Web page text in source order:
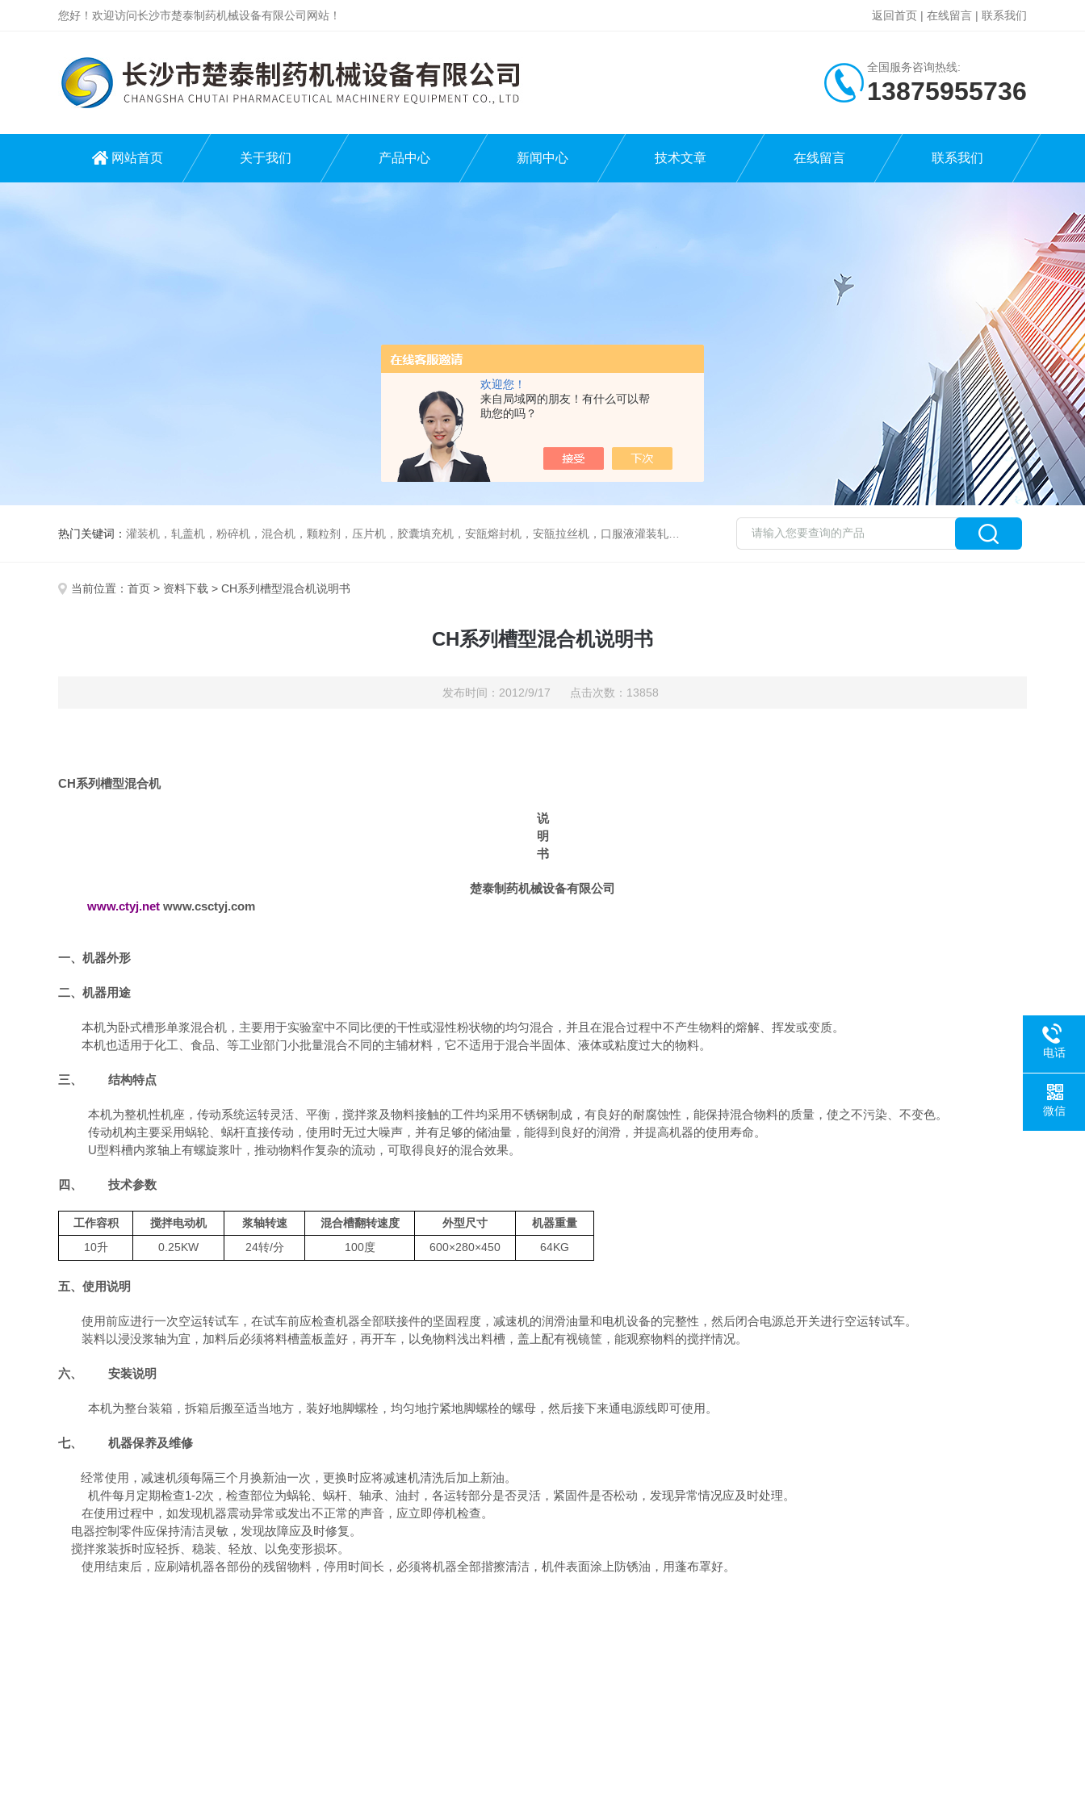
欢迎您！
来自局域网的朋友！有什么可以帮
助您的吗？
您好！欢迎访问长沙市楚泰制药机械设备有限公司网站！ 返回首页 | 在线留言 | 联系我们
全国服务咨询热线:
13875955736
网站首页 关于我们 产品中心 新闻中心 技术文章 在线留言 联系我们
热门关键词： 灌装机，轧盖机，粉碎机，混合机，颗粒剂，压片机，胶囊填充机，安瓿熔封机，安瓿拉丝机，口服液灌装轧盖机，糖衣机，薄膜包衣机，贴标机，旋盖机，栓剂模具，煎药机，封口机
当前位置： 首页 > 资料下载 > CH系列槽型混合机说明书
CH系列槽型混合机说明书
发布时间：2012/9/17 点击次数：13858
CH系列槽型混合机
说
明
书
楚泰制药机械设备有限公司
www.ctyj.net www.csctyj.com
一、机器外形
二、机器用途
本机为卧式槽形单浆混合机，主要用于实验室中不同比便的干性或湿性粉状物的均匀混合，并且在混合过程中不产生物料的熔解、挥发或变质。
本机也适用于化工、食品、等工业部门小批量混合不同的主辅材料，它不适用于混合半固体、液体或粘度过大的物料。
三、 结构特点
本机为整机性机座，传动系统运转灵活、平衡，搅拌浆及物料接触的工件均采用不锈钢制成，有良好的耐腐蚀性，能保持混合物料的质量，使之不污染、不变色。
传动机构主要采用蜗轮、蜗杆直接传动，使用时无过大噪声，并有足够的储油量，能得到良好的润滑，并提高机器的使用寿命。
U型料槽内浆轴上有螺旋浆叶，推动物料作复杂的流动，可取得良好的混合效果。
四、 技术参数
工作容积 搅拌电动机 浆轴转速 混合槽翻转速度 外型尺寸
机器重量
10升
0.25KW 24转/分 100度 600×280×450 64KG
五、使用说明
使用前应进行一次空运转试车，在试车前应检查机器全部联接件的坚固程度，减速机的润滑油量和电机设备的完整性，然后闭合电源总开关进行空运转试车。
装料以浸没浆轴为宜，加料后必须将料槽盖板盖好，再开车，以免物料浅出料槽，盖上配有视镜筐，能观察物料的搅拌情况。
六、 安装说明
本机为整台装箱，拆箱后搬至适当地方，装好地脚螺栓，均匀地拧紧地脚螺栓的螺母，然后接下来通电源线即可使用。
七、 机器保养及维修
经常使用，减速机须每隔三个月换新油一次，更换时应将减速机清洗后加上新油。
机件每月定期检查1-2次，检查部位为蜗轮、蜗杆、轴承、油封，各运转部分是否灵活，紧固件是否松动，发现异常情况应及时处理。
在使用过程中，如发现机器震动异常或发出不正常的声音，应立即停机检查。
电器控制零件应保持清洁灵敏，发现故障应及时修复。
搅拌浆装拆时应轻拆、稳装、轻放、以免变形损坏。
使用结束后，应刷靖机器各部份的残留物料，停用时间长，必须将机器全部揩擦清洁，机件表面涂上防锈油，用蓬布罩好。
电话
微信